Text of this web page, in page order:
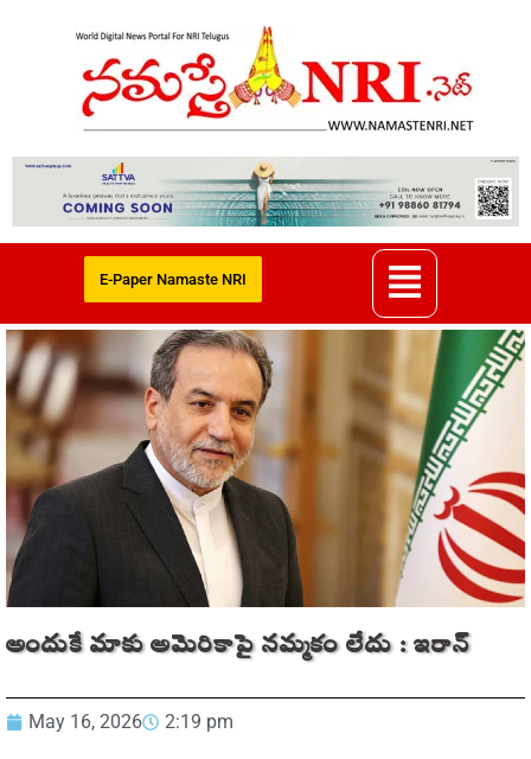
E-Paper Namaste NRI
అందుకే మాకు అమెరికాపై నమ్మకం లేదు : ఇరాన్
May 16, 2026 2:19 pm